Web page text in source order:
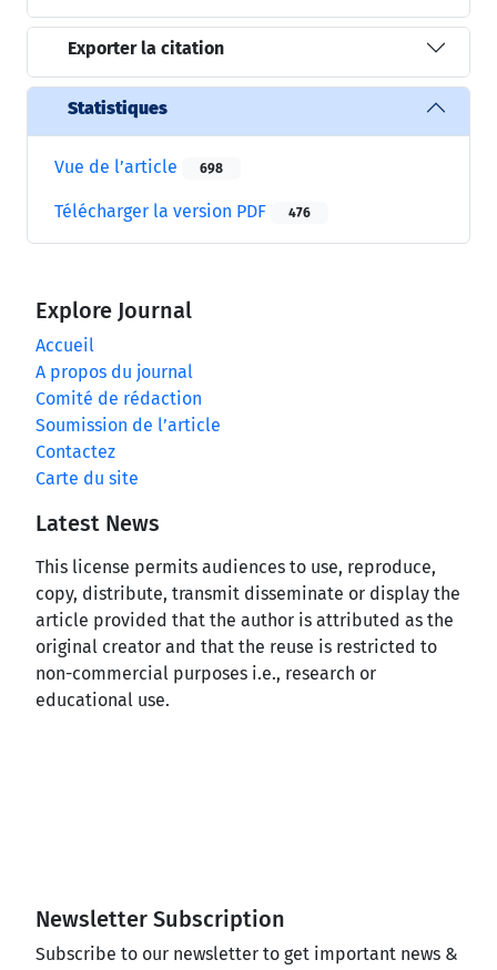
Exporter la citation
Statistiques
Vue de l’article 698
Télécharger la version PDF 476
Explore Journal
Accueil
A propos du journal
Comité de rédaction
Soumission de l’article
Contactez
Carte du site
Latest News
This license permits audiences to use, reproduce,
copy, distribute, transmit disseminate or display the
article provided that the author is attributed as the
original creator and that the reuse is restricted to
non-commercial purposes i.e., research or
educational use.
Newsletter Subscription
Subscribe to our newsletter to get important news &